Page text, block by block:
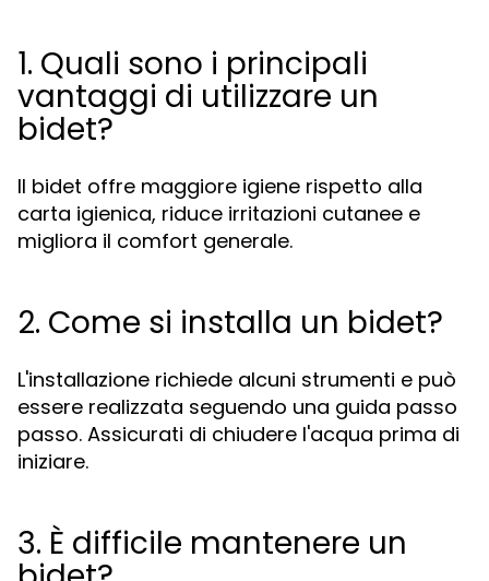
1. Quali sono i principali
vantaggi di utilizzare un
bidet?
Il bidet offre maggiore igiene rispetto alla
carta igienica, riduce irritazioni cutanee e
migliora il comfort generale.
2. Come si installa un bidet?
L'installazione richiede alcuni strumenti e può
essere realizzata seguendo una guida passo
passo. Assicurati di chiudere l'acqua prima di
iniziare.
3. È difficile mantenere un